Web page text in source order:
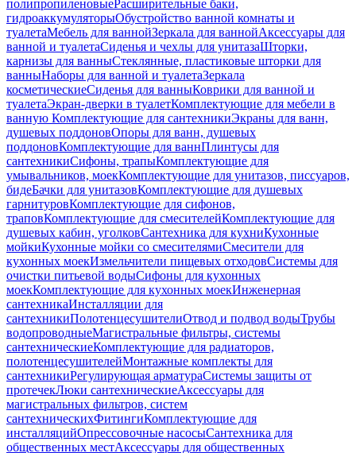
полипропиленовыеРасширительные баки,
гидроаккумуляторыОбустройство ванной комнаты и
туалетаМебель для ваннойЗеркала для ваннойАксессуары для
ванной и туалетаСиденья и чехлы для унитазаШторки,
карнизы для ванныСтеклянные, пластиковые шторки для
ванныНаборы для ванной и туалетаЗеркала
косметическиеСиденья для ванныКоврики для ванной и
туалетаЭкран-дверки в туалетКомплектующие для мебели в
ванную Комплектующие для сантехникиЭкраны для ванн,
душевых поддоновОпоры для ванн, душевых
поддоновКомплектующие для ваннПлинтусы для
сантехникиСифоны, трапыКомплектующие для
умывальников, моекКомплектующие для унитазов, писсуаров,
бидеБачки для унитазовКомплектующие для душевых
гарнитуровКомплектующие для сифонов,
траповКомплектующие для смесителейКомплектующие для
душевых кабин, уголковСантехника для кухниКухонные
мойкиКухонные мойки со смесителямиСмесители для
кухонных моекИзмельчители пищевых отходовСистемы для
очистки питьевой водыСифоны для кухонных
моекКомплектующие для кухонных моекИнженерная
сантехникаИнсталляции для
сантехникиПолотенцесушителиОтвод и подвод водыТрубы
водопроводныеМагистральные фильтры, системы
сантехническиеКомплектующие для радиаторов,
полотенцесушителейМонтажные комплекты для
сантехникиРегулирующая арматураСистемы защиты от
протечекЛюки сантехническиеАксессуары для
магистральных фильтров, систем
сантехническихФитингиКомплектующие для
инсталляцийОпрессовочные насосыСантехника для
общественных местАксессуары для общественных